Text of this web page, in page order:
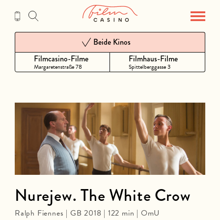
Inhalt
Filmcasino-Filme
Margaretenstraße 78
Beide Kinos
Filmhaus-Filme
Spittelberggasse 3
Nurejew. The White Crow
Ralph Fiennes | GB 2018 | 122 min | OmU